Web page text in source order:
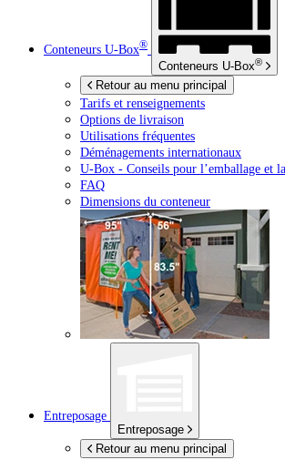
Conteneurs U-Box®
Conteneurs U-Box®
Retour au menu principal
Tarifs et renseignements
Options de livraison
Utilisations fréquentes
Déménagements internationaux
U-Box - Conseils pour l’emballage et
FAQ
Dimensions du conteneur
Entreposage
Entreposage
Retour au menu principal